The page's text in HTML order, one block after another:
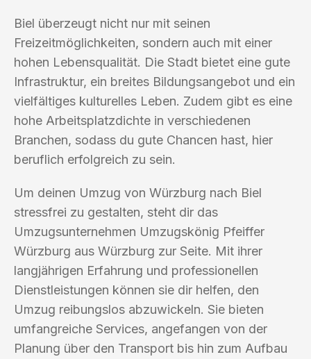
Biel überzeugt nicht nur mit seinen
Freizeitmöglichkeiten, sondern auch mit einer
hohen Lebensqualität. Die Stadt bietet eine gute
Infrastruktur, ein breites Bildungsangebot und ein
vielfältiges kulturelles Leben. Zudem gibt es eine
hohe Arbeitsplatzdichte in verschiedenen
Branchen, sodass du gute Chancen hast, hier
beruflich erfolgreich zu sein.
Um deinen Umzug von Würzburg nach Biel
stressfrei zu gestalten, steht dir das
Umzugsunternehmen Umzugskönig Pfeiffer
Würzburg aus Würzburg zur Seite. Mit ihrer
langjährigen Erfahrung und professionellen
Dienstleistungen können sie dir helfen, den
Umzug reibungslos abzuwickeln. Sie bieten
umfangreiche Services, angefangen von der
Planung über den Transport bis hin zum Aufbau